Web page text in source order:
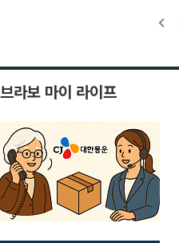
브라보 마이 라이프